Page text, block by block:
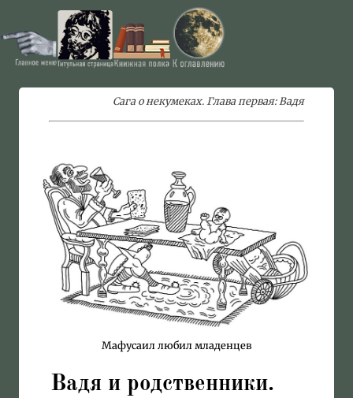
Сага о некумеках. Глава первая: Вадя
Мафусаил любил младенцев
Вадя и родственники.